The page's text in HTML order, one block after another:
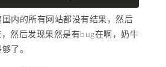
内的所有网站都没有结果，然后
然后发现果然是有bug在啊，奶牛
了。